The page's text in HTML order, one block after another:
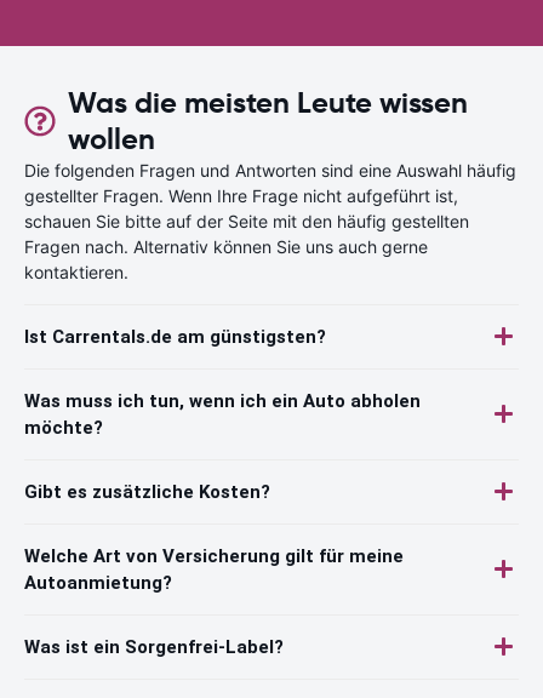
Was die meisten Leute wissen
wollen
Die folgenden Fragen und Antworten sind eine Auswahl häufig
gestellter Fragen. Wenn Ihre Frage nicht aufgeführt ist,
schauen Sie bitte auf der Seite mit den häufig gestellten
Fragen nach. Alternativ können Sie uns auch gerne
kontaktieren.
Ist Carrentals.de am günstigsten?
Was muss ich tun, wenn ich ein Auto abholen
möchte?
Gibt es zusätzliche Kosten?
Welche Art von Versicherung gilt für meine
Autoanmietung?
Was ist ein Sorgenfrei-Label?